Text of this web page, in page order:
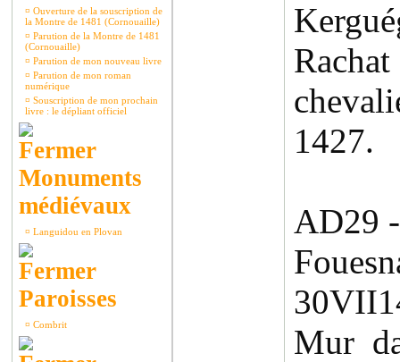
¤ Ouverture de la souscription de
la Montre de 1481 (Cornouaille)
¤ Parution de la Montre de 1481
(Cornouaille)
¤ Parution de mon nouveau livre
¤ Parution de mon roman
numérique
¤ Souscription de mon prochain
livre : le dépliant officiel
Monuments
médiévaux
¤ Languidou en Plovan
Paroisses
¤ Combrit
1427.
AD29
Mur